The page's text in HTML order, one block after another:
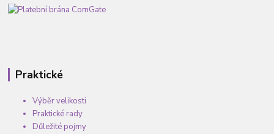
Praktické
Výběr velikosti
Praktické rady
Důležité pojmy